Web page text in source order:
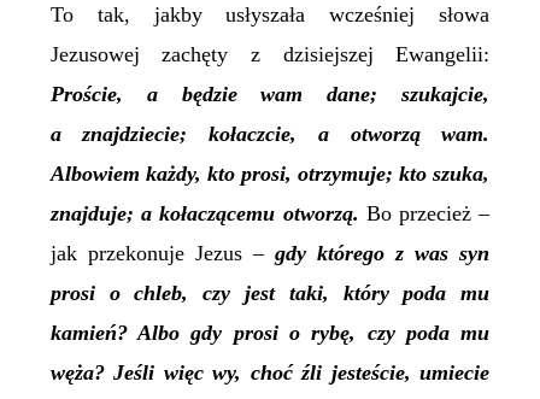
To tak, jakby usłyszała wcześniej słowa
Jezusowej zachęty z dzisiejszej Ewangelii:
Proście, a będzie wam dane; szukajcie,
a znajdziecie; kołaczcie, a otworzą wam.
Albowiem każdy, kto prosi, otrzymuje; kto szuka,
znajduje; a kołaczącemu otworzą. Bo przecież –
jak przekonuje Jezus – gdy którego z was syn
prosi o chleb, czy jest taki, który poda mu
kamień? Albo gdy prosi o rybę, czy poda mu
węża? Jeśli więc wy, choć źli jesteście, umiecie